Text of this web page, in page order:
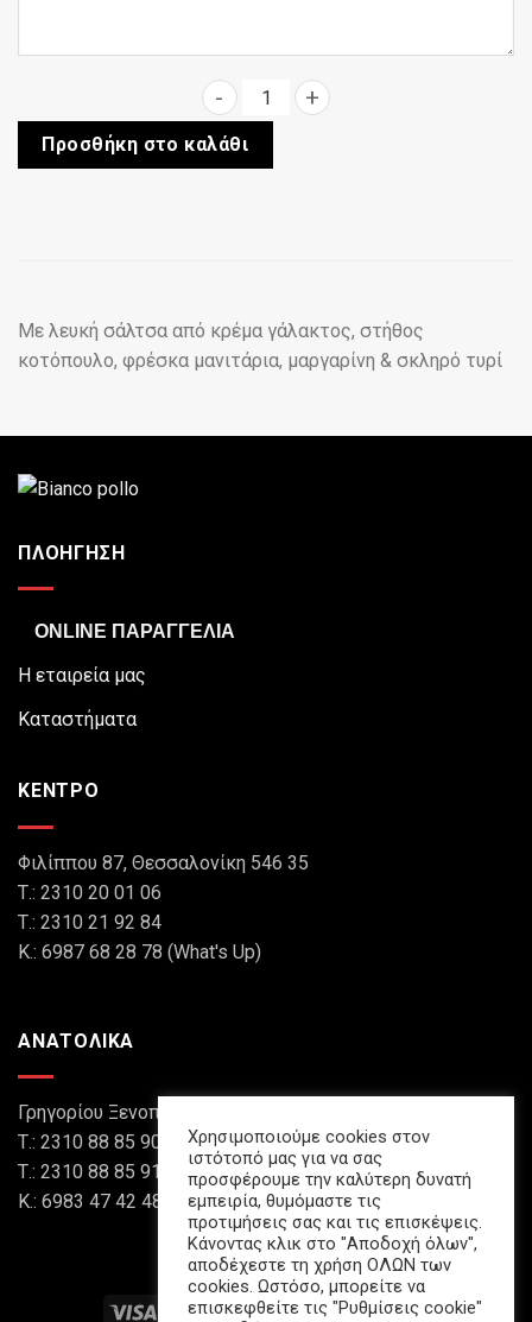
Bianco pollo ποσότητα
Προσθήκη στο καλάθι
Με λευκή σάλτσα από κρέμα γάλακτος, στήθος
κοτόπουλο, φρέσκα μανιτάρια, μαργαρίνη & σκληρό τυρί
ΠΛΟΗΓΗΣΗ
ONLINE ΠΑΡΑΓΓΕΛΙΑ
Η εταιρεία μας
Καταστήματα
ΚΕΝΤΡΟ
Φιλίππου 87, Θεσσαλονίκη 546 35
Τ.: 2310 20 01 06
Τ.: 2310 21 92 84
Κ.: 6987 68 28 78 (What's Up)
ΑΝΑΤΟΛΙΚΑ
Γρηγορίου Ξενοπούλου 8, Θεσσαλονίκη 546 45
Τ.: 2310 88 85 90
Τ.: 2310 88 85 91
Κ.: 6983 47 42 48 (What's Up)
Χρησιμοποιούμε cookies στον
ιστότοπό μας για να σας
προσφέρουμε την καλύτερη δυνατή
εμπειρία, θυμόμαστε τις
προτιμήσεις σας και τις επισκέψεις.
Κάνοντας κλικ στο "Αποδοχή όλων",
αποδέχεστε τη χρήση ΟΛΩΝ των
cookies. Ωστόσο, μπορείτε να
επισκεφθείτε τις "Ρυθμίσεις cookie"